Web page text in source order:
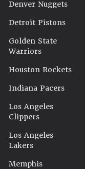
Denver Nuggets
Detroit Pistons
Golden State
Warriors
Houston Rockets
Indiana Pacers
Los Angeles
Clippers
Los Angeles
Lakers
Memphis